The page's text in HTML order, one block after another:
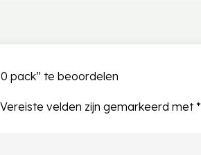
pack” te beoordelen
Vereiste velden zijn gemarkeerd met*